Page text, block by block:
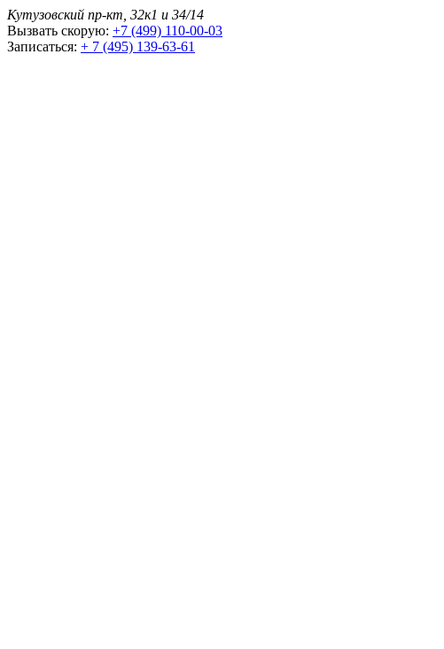
Кутузовский пр-кт, 32к1 и 34/14
Вызвать скорую: +7 (499) 110-00-03
Записаться: + 7 (495) 139-63-61